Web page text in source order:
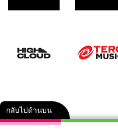
กลับไปด้านบน